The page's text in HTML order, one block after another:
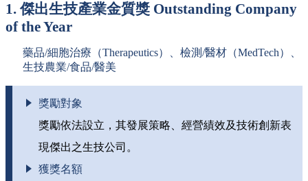
1. 傑出生技產業金質獎 Outstanding Company
of the Year
藥品/細胞治療（Therapeutics）、檢測/醫材（MedTech）、
生技農業/食品/醫美
獎勵對象
獎勵依法設立，其發展策略、經營績效及技術創新表
現傑出之生技公司。
獲獎名額